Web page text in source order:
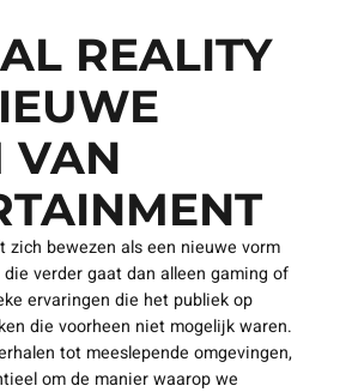
die niet altijd aanwezig zijn
Dit betekent
moeten worden gedaan in training en
te zorgen dat Nederlandse
concurreren in deze snel evoluerende
REALITY
VAN
bewezen als een nieuwe vorm